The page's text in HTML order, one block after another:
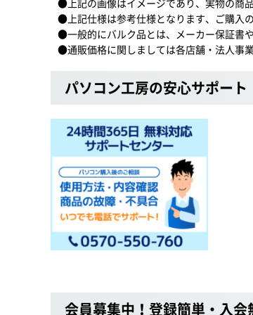
●上記の画像はイメージであり、実物の商
●上記仕様は参考仕様となります、ご購入
●一般的にバルク品とは、メーカー保証書
●通販価格に関しましては各店舗・法人事
パソコン工房の安心サポート
会員募集中！登録簡単・入